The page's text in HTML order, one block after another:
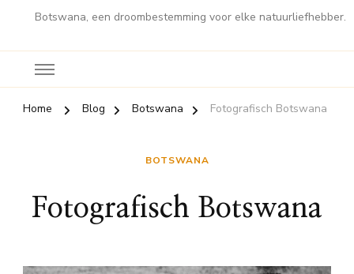
Botswana, een droombestemming voor elke natuurliefhebber.
Home Blog Botswana Fotografisch Botswana
BOTSWANA
Fotografisch Botswana